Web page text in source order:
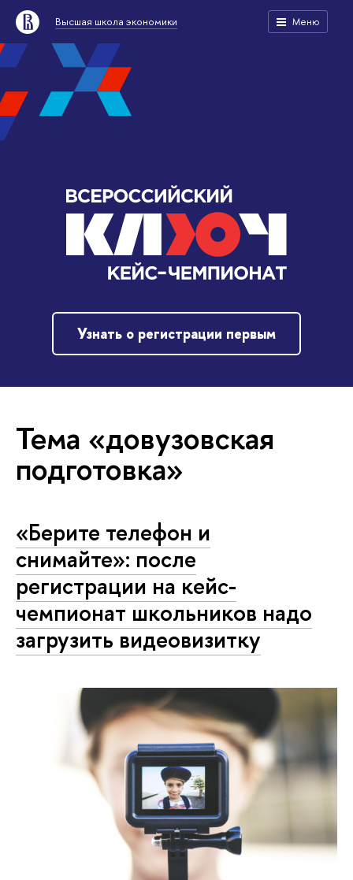
Высшая школа экономики Меню
Узнать о регистрации первым
Тема «довузовская
подготовка»
«Берите телефон и
снимайте»: после
регистрации на кейс-
чемпионат школьников надо
загрузить видеовизитку